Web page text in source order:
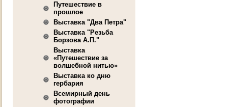
Путешествие в
прошлое
Выставка "Два Петра"
Выставка "Резьба
Борзова А.П."
Выставка
«Путешествие за
волшебной нитью»
Выставка ко дню
гербария
Всемирный день
фотографии